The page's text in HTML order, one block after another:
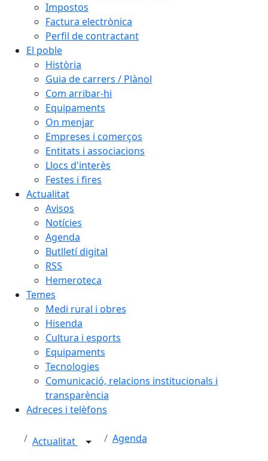
Impostos
Factura electrònica
Perfil de contractant
El poble
Història
Guia de carrers / Plànol
Com arribar-hi
Equipaments
On menjar
Empreses i comerços
Entitats i associacions
Llocs d'interès
Festes i fires
Actualitat
Avisos
Notícies
Agenda
Butlletí digital
RSS
Hemeroteca
Temes
Medi rural i obres
Hisenda
Cultura i esports
Equipaments
Tecnologies
Comunicació, relacions institucionals i
transparència
Adreces i telèfons
Actualitat Agenda